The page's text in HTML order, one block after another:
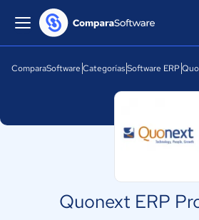
ComparaSoftware CategoríasSoftware ERP
Quonext ERP